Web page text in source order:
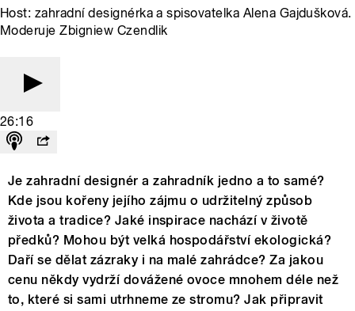
Host: zahradní designérka a spisovatelka Alena Gajdušková.
Moderuje Zbigniew Czendlik
26:16
Je zahradní designér a zahradník jedno a to samé?
Kde jsou kořeny jejího zájmu o udržitelný způsob
života a tradice? Jaké inspirace nachází v životě
předků? Mohou být velká hospodářství ekologická?
Daří se dělat zázraky i na malé zahrádce? Za jakou
cenu někdy vydrží dovážené ovoce mnohem déle než
to, které si sami utrhneme ze stromu? Jak připravit